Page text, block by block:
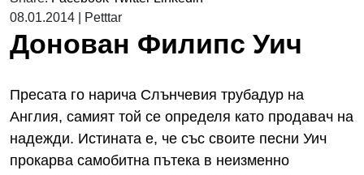
08.01.2014
Petttar
Донован Филипс Уич
Пресата го нарича Слънчевия трубадур на
Англия, самият той се определя като продавач на
надежди. Истината е, че със своите песни Уич
прокарва самобитна пътека в неизменно